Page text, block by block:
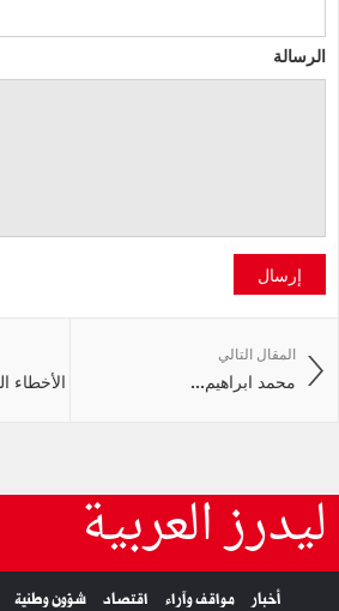
الرسالة
إرسال
الأخطاء
المقال التالي
محمد‭ ‬ابراهيم‭ ...
ليدرز العربية
أخبار مواقف وآراء اقتصاد شؤون وطنية